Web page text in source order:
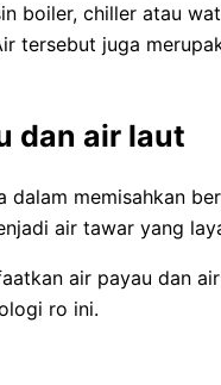
boiler, chiller atau
tersebut juga
dan air laut
dalam memisahkan
air tawar yang
air payau dan
ro ini.